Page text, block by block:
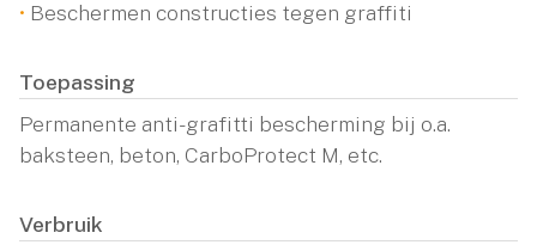
• Beschermen constructies tegen graffiti
Toepassing
Permanente anti-grafitti bescherming bij o.a.
baksteen, beton, CarboProtect M, etc.
Verbruik